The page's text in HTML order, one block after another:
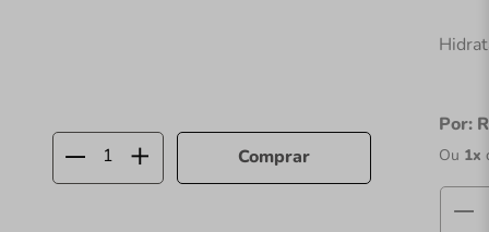
Comprar
Por:
Ou 1x